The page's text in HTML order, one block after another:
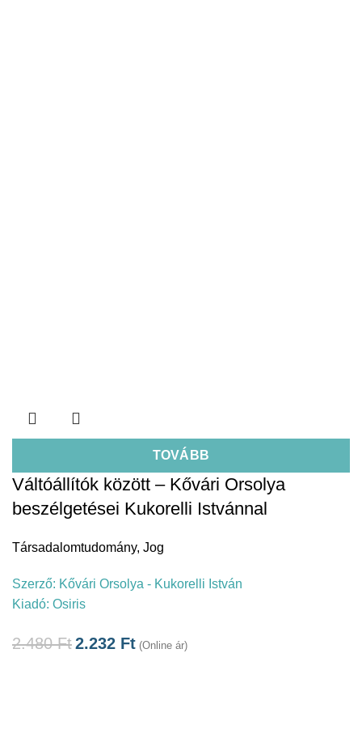
TOVÁBB
Váltóállítók között – Kővári Orsolya
beszélgetései Kukorelli Istvánnal
Társadalomtudomány, Jog
Szerző: Kővári Orsolya - Kukorelli István
Kiadó: Osiris
2.480Ft2.232 Ft (Online ár)